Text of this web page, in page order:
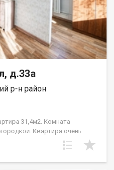
пик. Остановка в шаговой
на автомобиле. Рядом с
сада,12 продуктовых
гимназия,1 колледж.
Возможна продажа
сообщите номер
д.33а
р-н район
31,4м2. Комната
Квартира очень
находка для
и "Пятёрочка"